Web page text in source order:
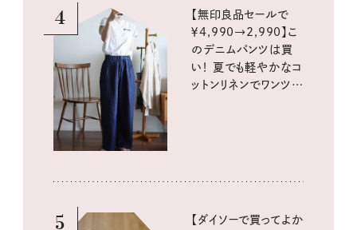
4
【無印良品セールで
￥4,990→2,990】こ
のデニムパンツは買
い！ 夏でも軽やかなコ
ットンリネンでワンツー
5
【ダイソーで買ってよか